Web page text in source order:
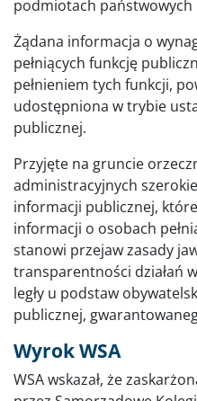
podmiotach
Żądana informacja o
pełniących funkcję
pełnieniem tych funkcji,
udostępniona w trybie
publicznej.
Przyjęte na gruncie
administracyjnych
informacji publicznej,
informacji o osobach
stanowi przejaw zasady
transparentności działań
legły u podstaw
publicznej,
Wyrok WSA
WSA wskazał, że